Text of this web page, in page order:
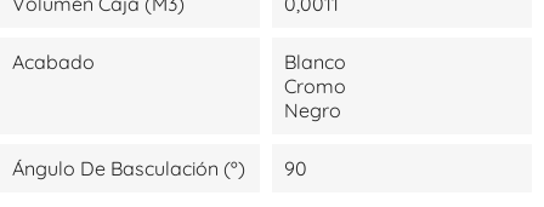
Acabado
Blanco
Cromo
Negro
Ángulo De Basculación (º) 90